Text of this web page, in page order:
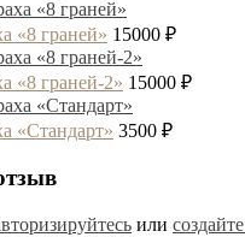
«8 граней» 15000 ₽
«8 граней-2» 15000 ₽
«Стандарт» 3500 ₽
или